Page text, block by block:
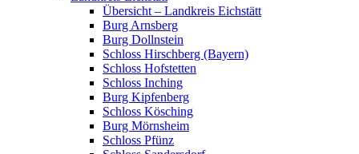
Übersicht – Landkreis Eichstätt
Burg Arnsberg
Burg Dollnstein
Schloss Hirschberg (Bayern)
Schloss Hofstetten
Schloss Inching
Burg Kipfenberg
Schloss Kösching
Burg Mörnsheim
Schloss Pfünz